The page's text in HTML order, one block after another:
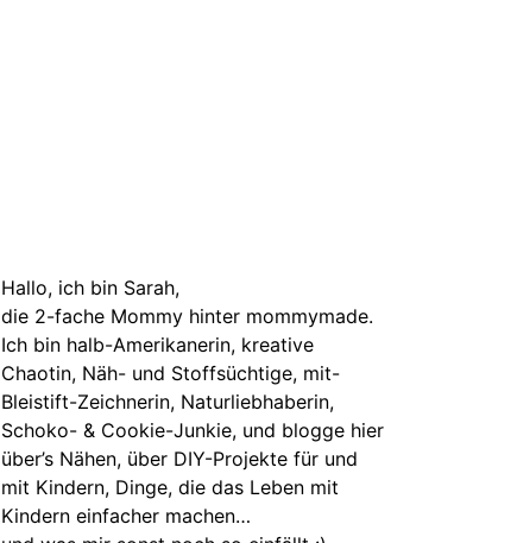
Hallo, ich bin Sarah,
die 2-fache Mommy hinter mommymade.
Ich bin halb-Amerikanerin, kreative
Chaotin, Näh- und Stoffsüchtige, mit-
Bleistift-Zeichnerin, Naturliebhaberin,
Schoko- & Cookie-Junkie, und blogge hier
über’s Nähen, über DIY-Projekte für und
mit Kindern, Dinge, die das Leben mit
Kindern einfacher machen…